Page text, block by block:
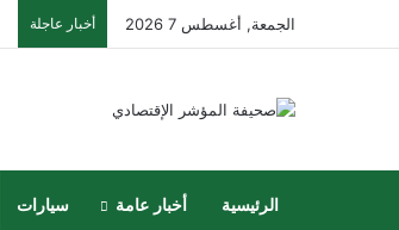
الجمعة, أغسطس 7 2026 أخبار عاجلة
الرئيسية أخبار عامة سيارات